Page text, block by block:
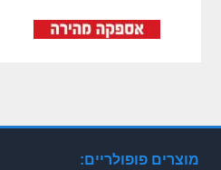
מוצרים פופולריים: